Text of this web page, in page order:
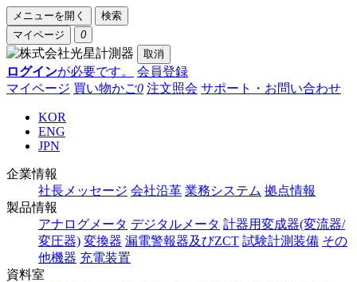
メニューを開く
検索
マイページ
0
取消
ログインが必要です。
会員登録
マイページ 買い物かご0 注文照会 サポート・お問い合わせ
KOR
ENG
JPN
企業情報
社長メッセージ 会社沿革 業務システム 拠点情報
製品情報
アナログメータ デジタルメータ 計器用変成器(変流器/
変圧器) 変換器 漏電警報器及びZCT 試験計測装備 その
他機器 充電装置
資料室